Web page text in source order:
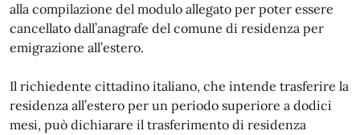
alla compilazione del modulo allegato per poter essere
cancellato dall’anagrafe del comune di residenza per
emigrazione all’estero.
Il richiedente cittadino italiano, che intende trasferire la
residenza all’estero per un periodo superiore a dodici
mesi, può dichiarare il trasferimento di residenza